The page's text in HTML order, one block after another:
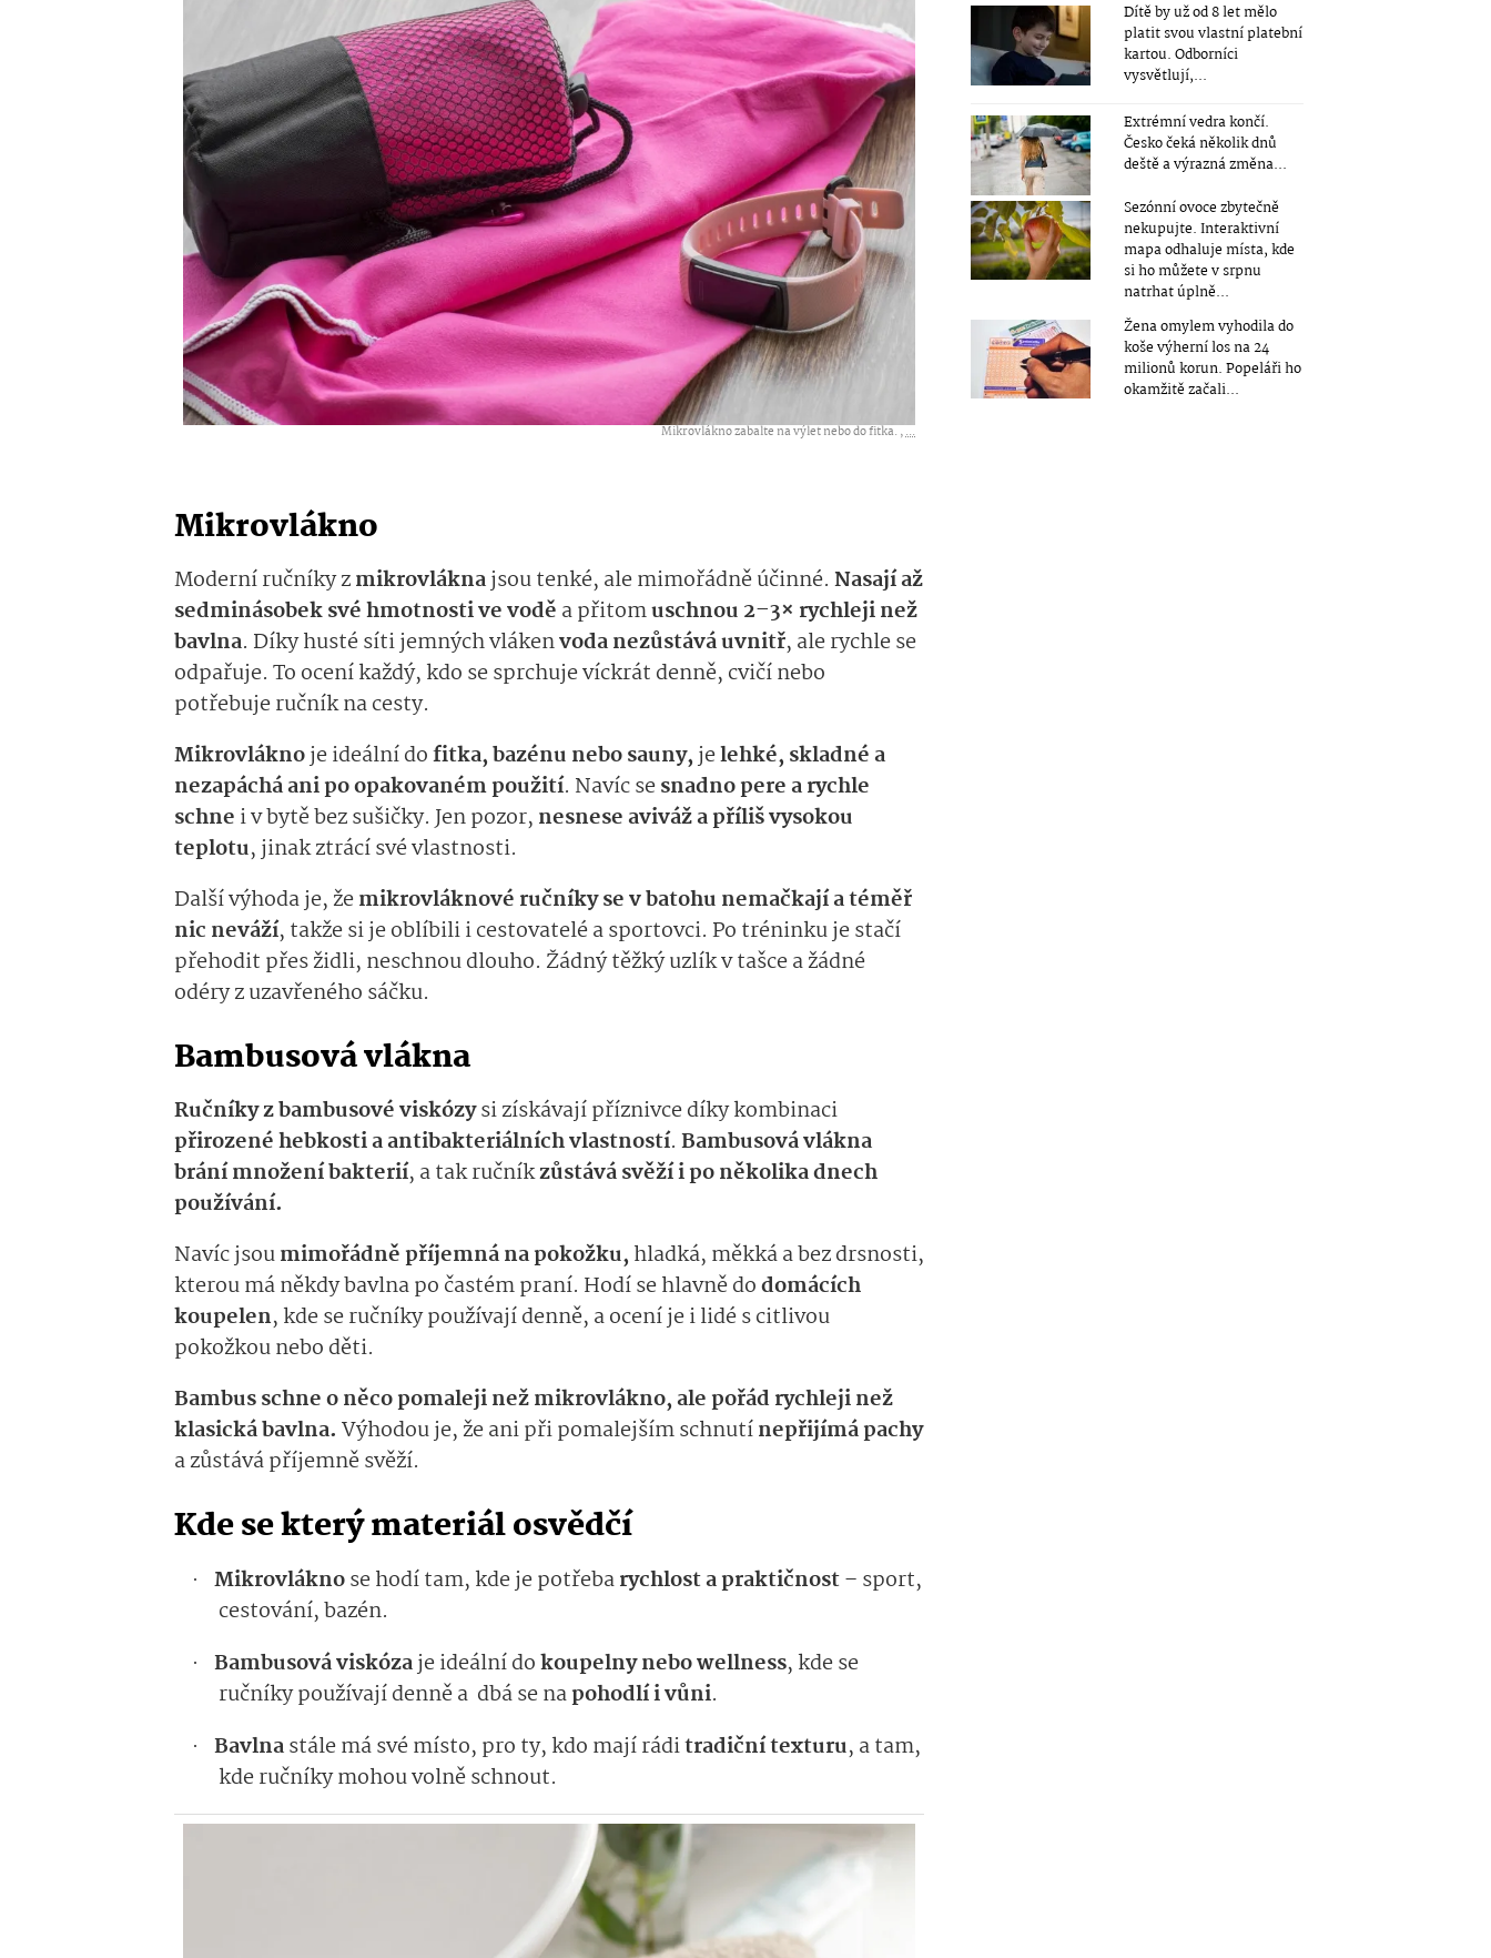
Mikrovlákno zabalte na výlet nebo do fitka. ,...
Mikrovlákno
Moderní ručníky zmikrovláknajsou tenké, ale mimořádně účinné. Nasají až
sedminásobek své hmotnosti ve vodě a přitomuschnou 2–3× rychleji než
bavlna. Díky husté síti jemných vlákenvoda nezůstává uvnitř, ale rychle se
odpařuje. To ocení každý, kdo se sprchuje víckrát denně, cvičí nebo
potřebuje ručník na cesty.
Mikrovláknoje ideální dofitka, bazénu nebo sauny,jelehké, skladné a
nezapáchá ani po opakovaném použití. Navíc sesnadno pere a rychle
schne i v bytě bez sušičky. Jen pozor, nesnese aviváž a příliš vysokou
teplotu, jinak ztrácí své vlastnosti.
Další výhoda je, žemikrovláknové ručníky se v batohu nemačkají a téměř
nic neváží, takže si je oblíbili i cestovatelé a sportovci. Po tréninku je stačí
přehodit přes židli, neschnou dlouho. Žádný těžký uzlík v tašce a žádné
odéry z uzavřeného sáč­ku.
Bambusová vlákna
Ručníky z bambusové viskózysi získávají příznivce díky kombinaci
přirozené hebkosti a antibakteriálních vlastností. Bambusová vlákna
brání množení bakterií, a tak ručníkzůstává svěží i po několika dnech
používání.
Navíc jsoumimořádně příjemná na pokožku,hladká, měkká a bez drsnosti,
kterou má někdy bavlna po častém praní. Hodí se hlavně dodomácích
koupelen, kde se ručníky používají denně, a ocení je i lidé s citlivou
pokožkou nebo děti.
Bambus schne o něco pomaleji než mikrovlákno, ale pořád rychleji než
klasická bavlna. Výhodou je, že ani při pomalejším schnutínepřijímá pachy
a zůstává příjemně svěží.
Kde se který materiál osvědčí
· Mikrovláknose hodí tam, kde je potřebarychlost a praktičnost– sport,
cestování, bazén.
· Bambusová viskózaje ideální dokoupelny nebo wellness, kde se
ručníky používají denně a dbá se napohodlí i vůni.
· Bavlnastále má své místo, pro ty, kdo mají ráditradiční texturu, a tam,
kde ručníky mohou volně schnout.
Dítě by už od 8 let mělo
platit svou vlastní platební
kartou. Odborníci
vysvětlují,...
Extrémní vedra končí.
Česko čeká několik dnů
deště a výrazná změna...
Sezónní ovoce zbytečně
nekupujte. Interaktivní
mapa odhaluje místa, kde
si ho můžete v srpnu
natrhat úplně...
Žena omylem vyhodila do
koše výherní los na 24
milionů korun. Popeláři ho
okamžitě začali...